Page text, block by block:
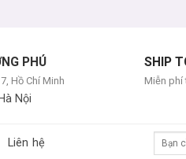
PHÚ
Hồ Chí Minh
Nội
SHIP
Miễn phí
Liên hệ
Tìm
kiếm: